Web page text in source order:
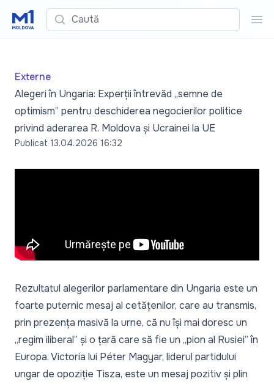
Caută
Externe
Alegeri în Ungaria: Experții întrevăd „semne de
optimism” pentru deschiderea negocierilor politice
privind aderarea R. Moldova și Ucrainei la UE
Publicat 13.04.2026 16:32
Rezultatul alegerilor parlamentare din Ungaria este un
foarte puternic mesaj al cetățenilor, care au transmis,
prin prezența masivă la urne, că nu își mai doresc un
„regim iliberal” și o țară care să fie un „pion al Rusiei” în
Europa. Victoria lui Péter Magyar, liderul partidului
ungar de opoziție Tisza, este un mesaj pozitiv și plin